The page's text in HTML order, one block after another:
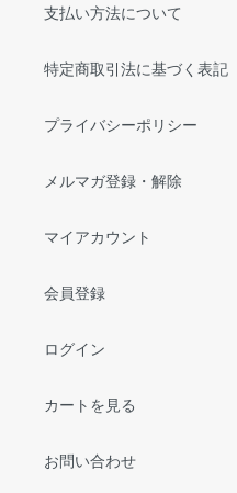
支払い方法について
特定商取引法に基づく表記
プライバシーポリシー
メルマガ登録・解除
マイアカウント
会員登録
ログイン
カートを見る
お問い合わせ